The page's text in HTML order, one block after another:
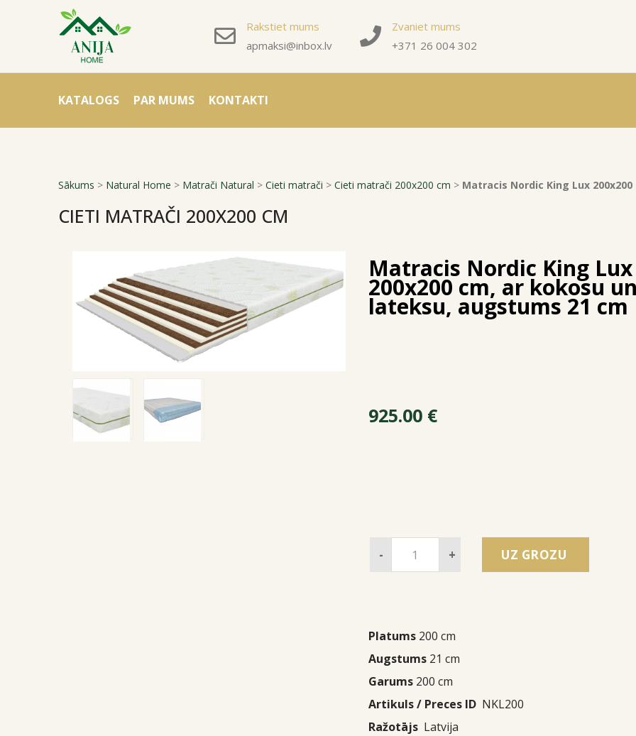
Rakstiet mums
apmaksi@inbox.lv
Zvaniet mums
+371 26 004 302
KATALOGS PAR MUMS KONTAKTI
Sākums > Natural Home > Matrači Natural > Cieti matrači > Cieti matrači 200x200 cm > Matracis Nordic King Lux
CIETI MATRAČI 200X200 CM
Matracis Nordic King Lux
200x200 cm, ar kokosu
lateksu, augstums 21 cm
925.00 €
- + UZ GROZU
Platums 200 cm
Augstums 21 cm
Garums 200 cm
Artikuls / Preces ID NKL200
Ražotājs Latvija